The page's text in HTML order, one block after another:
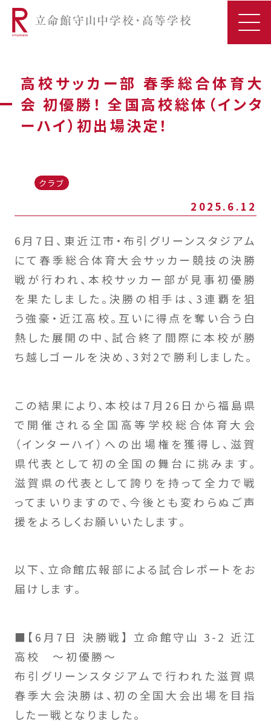
高校サッカー部 春季総合体育大
会 初優勝！ 全国高校総体（インタ
ーハイ）初出場決定！
クラブ
2025.6.12
6月7日、東近江市・布引グリーンスタジアム
にて春季総合体育大会サッカー競技の決勝
戦が行われ、本校サッカー部が見事初優勝
を果たしました。決勝の相手は、3連覇を狙
う強豪・近江高校。互いに得点を奪い合う白
熱した展開の中、試合終了間際に本校が勝
ち越しゴールを決め、3対2で勝利しました。
この結果により、本校は7月26日から福島県
で開催される全国高等学校総合体育大会
（インターハイ）への出場権を獲得し、滋賀
県代表として初の全国の舞台に挑みます。
滋賀県の代表として誇りを持って全力で戦
ってまいりますので、今後とも変わらぬご声
援をよろしくお願いいたします。
以下、立命館広報部による試合レポートをお
届けします。
■【6月7日 決勝戦】 立命館守山 3-2 近江
高校 〜初優勝〜
布引グリーンスタジアムで行われた滋賀県
春季大会決勝は、初の全国大会出場を目指
した一戦となりました。